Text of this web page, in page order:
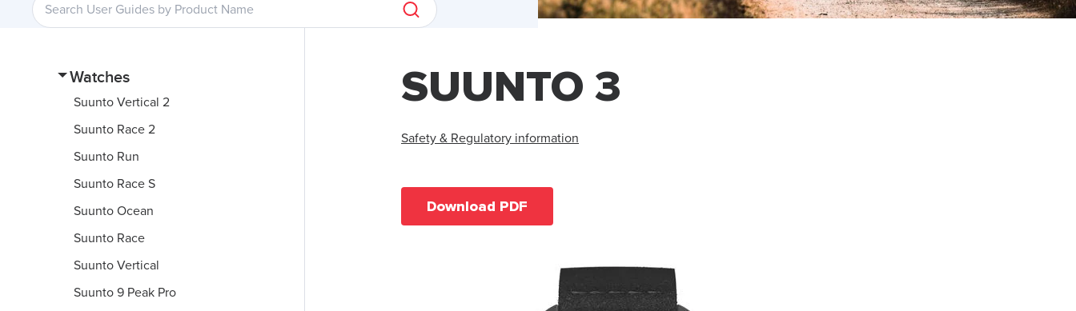
Watches
Suunto Vertical 2
Suunto Race 2
Suunto Run
Suunto Race S
Suunto Ocean
Suunto Race
Suunto Vertical
Suunto 9 Peak Pro
SUUNTO 3
Safety & Regulatory information
Download PDF